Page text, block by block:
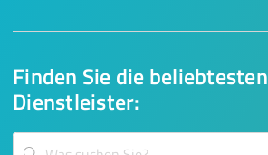
Finden Sie die beliebtesten
Dienstleister: